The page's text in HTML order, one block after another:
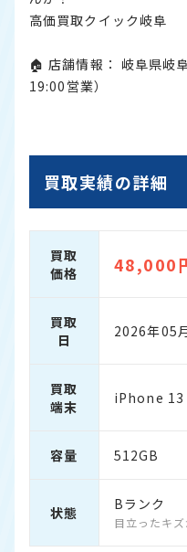
高価買取クイック岐阜
🏠 店舗情報： 岐阜県岐
19:00営業）
買取実績の詳細
買取
価格
48,000
買取
日
2026年05
買取
端末
iPhone 13
容量 512GB
状態 Bランク
目立ったキ